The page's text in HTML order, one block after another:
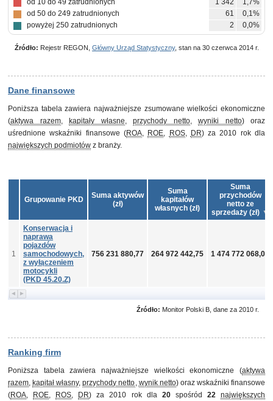
od 10 do 49 zatrudnionych 1 342
1,7%
od 50 do 249 zatrudnionych
61
0,1%
powyżej 250 zatrudnionych
2 0,0%
Źródło: Rejestr REGON, Główny Urząd Statystyczny, stan na 30 czerwca 2014 r.
Dane finansowe
Poniższa tabela zawiera najważniejsze zsumowane wielkości ekonomiczne
(aktywa razem, kapitały własne, przychody netto, wyniki netto) oraz
uśrednione wskaźniki finansowe (ROA, ROE, ROS, DR) za 2010 rok dla
największych podmiotów z branży.
Grupowanie PKD
Suma aktywów
(zł)
Suma
kapitałów
własnych (zł)
Suma
przychodów
netto ze
sprzedaży (zł)
1
Konserwacja i
naprawa
pojazdów
samochodowych,
z wyłączeniem
motocykli
(PKD 45.20.Z)
756 231 880,77 264 972 442,75 1 474 772 068,09
Źródło: Monitor Polski B, dane za 2010 r.
Ranking firm
Poniższa tabela zawiera najważniejsze wielkości ekonomiczne (aktywa
razem, kapitał własny,przychody netto, wynik netto) oraz wskaźniki finansowe
(ROA, ROE, ROS, DR) za 2010 rok dla 20spośród 22 największych